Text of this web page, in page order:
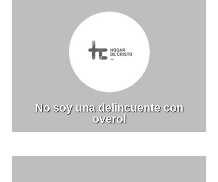
No soy una delincuente con
overol